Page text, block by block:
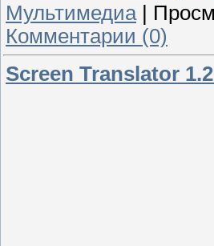
Мультимедиа|
Комментарии (0)
Screen Translator